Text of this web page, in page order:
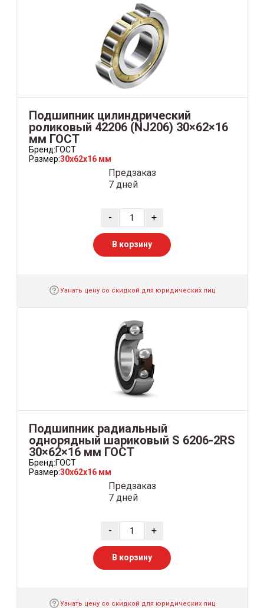
Подшипник цилиндрический
роликовый 42206 (NJ206) 30×62×16
мм ГОСТ
Бренд:ГОСТ
Размер:30x62x16 мм
Предзаказ
7 дней
- +
В корзину
Узнать цену со скидкой для юридических лиц
Подшипник радиальный
однорядный шариковый S 6206-2RS
30×62×16 мм ГОСТ
Бренд:ГОСТ
Размер:30x62x16 мм
Предзаказ
7 дней
- +
В корзину
Узнать цену со скидкой для юридических лиц